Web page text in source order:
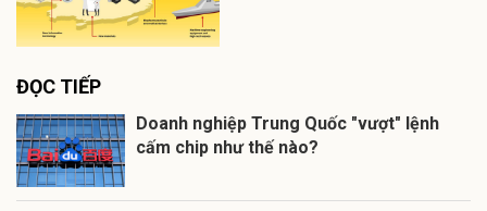
ĐỌC TIẾP
Doanh nghiệp Trung Quốc "vượt" lệnh
cấm chip như thế nào?